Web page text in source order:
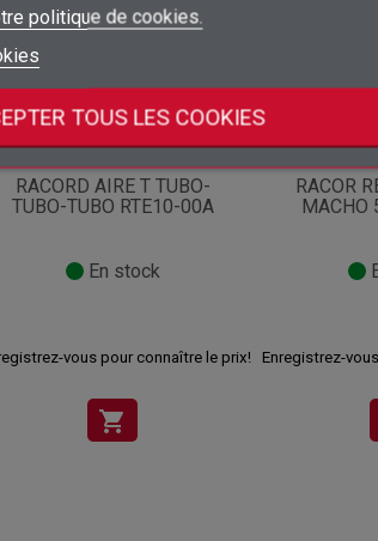
add_circle_outline
Créer une nouvelle liste
politique de cookies.
TOUS LES COOKIES
Réf.337386
RACORD AIRE T TUBO-
TUBO-TUBO RTE10-00A
En stock
vous pour connaître le prix!
shopping_cart
Réf.
RACOR
Enregistrez-